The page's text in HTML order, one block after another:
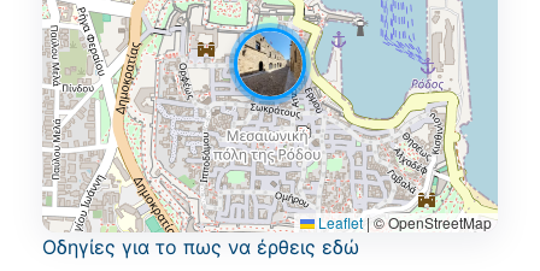
Leaflet | © OpenStreetMap
Oδηγίες για το πως να έρθεις εδώ